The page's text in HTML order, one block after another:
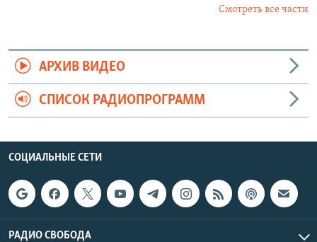
Смотреть все части
АРХИВ ВИДЕО
СПИСОК РАДИОПРОГРАММ
СОЦИАЛЬНЫЕ СЕТИ
РАДИО СВОБОДА